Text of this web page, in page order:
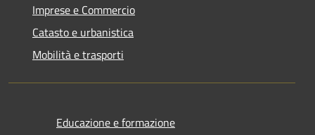
Imprese e Commercio
Catasto e urbanistica
Mobilità e trasporti
Educazione e formazione